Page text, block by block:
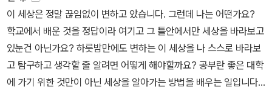
이상, 아이의 미래를 같이 그려나가는 시간이 될것같아처음 책을 받
아들때의 선입견이 깨지다 못해 하나의 지침서로 삼기까지 할듯싶다.
이후 1장은 이어 행복한 삶을 살기 위해 필요한 조건들,나는 어떤 국
가에서 살고 싶은가? 라는 굵직한 이야기들을 쉽게, 그리고 함께 풀
어가면서1장의 이야기가 끝나는 마지막에'작품으로 보는 행복'이라는
꼭 읽어봐야겠어요.교과과목과 연계된 도서라고 하니 더 좋은거 같아
요. 통합사회 교과서와 함께 읽기 책은쉽고 명쾌한 개념 설명과 다양
한 예시, 다방면에서 식견을 넓힐수 있는 풍부한 읽을거리 그리고 다
방면의 예술 작품을 주제로 토론하고 프로젝트 활동을 통해직접체험
하며 경험할수 있을뿐만 아니라 인문학적 사고력과 문제해결력을 높
적 등 다양한 관점으로 통합해 바라보는 눈'을 기르기 위한 것임을 설
명한다.1권에서는 인간과 행복, 인간생활과 자연환경, 삶의 변화에 따
른 생활공간과 사회, 인권과 헌법 등의 주제를 소개한다. 특히, 1장에
서는 행복이란 무엇이며, 행복한 삶을 살기 위해 필요한 조건들은 무
엇인지, 또 나는 어떤 국가에서 살고 싶은가에 대한 질문을 소개하고
했기 때문!1권 먼저 읽고 2권 먼저 읽으려 했는데 2권의 내용 중 흥미
로운 게 있어서 얼른 읽고 넘어가고 싶은 마음이 들게 한다.그리고 이
책의 또 다른 좋은 점은소단원이 끝날 때 우리의 삶과 연관지어 할만
한 활동이 있다는 것이다.이 활동은 삶과 긴밀한 관련이 있고 재미있
는 내용으로 이루어져있어서학생들 뿐만 아니라 일반 사람들도 직접
이 세상은 정말 끊임없이 변하고 았습니다. 그런데 나는 어떤가요?
학교에서 배운 것을 정답이라 여기고 그 틀안에서만 세상을 바라보고
있눈건 아닌가요? 하룻밤만에도 변하는 이 세상을 나 스스로 바라보
고 탐구하고 생각할 줄 알려면 어떻게 해야할까요? 공부란 좋은 대학
에 가기 위한 것만이 아닌 세상을 알아가는 방법을 배우는 일입니다.